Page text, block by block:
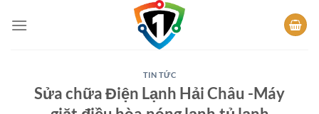
qua
TIN TỨC
Sửa chữa Điện Lạnh Hải Châu -Máy